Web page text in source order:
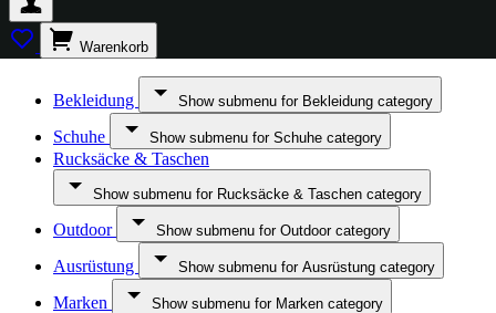
Warenkorb
Bekleidung Show submenu for Bekleidung category
Schuhe Show submenu for Schuhe category
Rucksäcke & Taschen
Show submenu for Rucksäcke & Taschen category
Outdoor Show submenu for Outdoor category
Ausrüstung Show submenu for Ausrüstung category
Marken Show submenu for Marken category